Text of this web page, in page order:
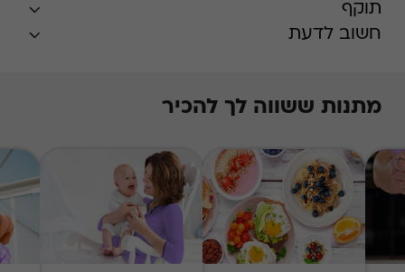
תוקף
חשוב לדעת
* ניתן למימוש ב ימיםא-ד בלבד
* ניתן לממש הטבה פעם אחת בלבד
* טיב השירותים הינם באחריות האתר בלבד
* ללא כפל מבצעים
מתנות ששווה לך להכיר